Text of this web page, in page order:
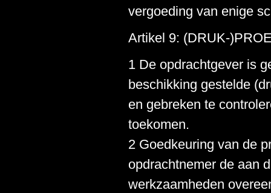
vergoeding van enige
Artikel 9: (DRUK-
1 De opdrachtgever is
beschikking gestelde
en gebreken te
toekomen.
2 Goedkeuring van de
opdrachtnemer de aan
werkzaamheden